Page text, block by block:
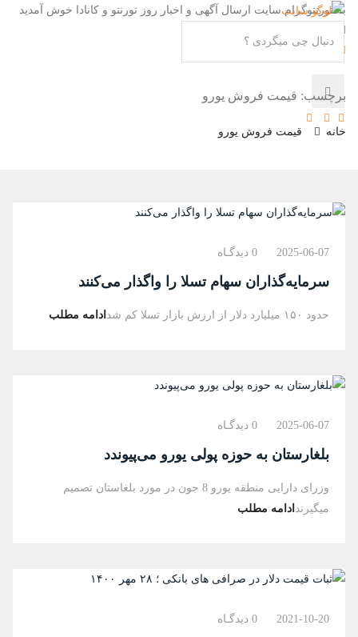
به تورنتوگرام سایت ارسال آگهی و اخبار روز تورنتو و کانادا خوش آمدید
ایمیل
برچسب: قیمت فروش یورو
خانه قیمت فروش یورو
2025-06-07 0 دیدگـاه
سرمایه‌گذاران سهام تسلا را واگذار می‌کنند
حدود ۱۵۰ میلیارد دلار از ارزش بازار تسلا کم شد ادامه مطلب
2025-06-07 0 دیدگـاه
بلغارستان به حوزه پولی یورو می‌پیوندد
وزرای دارایی منطقه یورو 8 جون در مورد بلغاستان تصمیم
میگیرند ادامه مطلب
2021-10-20 0 دیدگـاه